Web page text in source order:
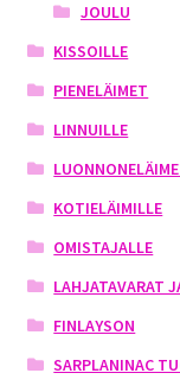
JOULU
KISSOILLE
PIENELÄIMET
LINNUILLE
KOTIELÄIMILLE
OMISTAJALLE
LAHJATAVARAT
FINLAYSON
SARPLANINAC